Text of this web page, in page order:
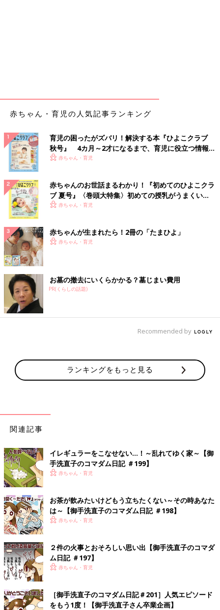
赤ちゃん・育児の人気記事ランキング
育児の困ったがズバリ！解決する本『ひよこクラブ
秋号』 4カ月～2才になるまで、育児に役立つ情報が
いっぱい！
赤ちゃん・育児
赤ちゃんのお世話まるわかり！『初めてのひよこクラ
ブ 夏号』〈巻頭大特集〉初めての授乳がうまくい
く！ おっぱい・ミルクの基本と夏のトラブル 解決テ
赤ちゃん・育児
赤ちゃんが生まれたら！2冊の「たまひよ」
赤ちゃん・育児
お墓の撤去にいくらかかる？墓じまい費用
PR(くらしの話題)
Recommended by
ランキングをもっと見る
関連記事
イレギュラーをこなせない…！～乱れてゆく家～【御
手洗直子のコマダム日記 ＃199】
赤ちゃん・育児
お茶が飲みたいけどもう立ちたくない～その時あなた
は～【御手洗直子のコマダム日記 ＃198】
赤ちゃん・育児
２件の火事とおそろしい思い出【御手洗直子のコマダ
ム日記 ＃197】
赤ちゃん・育児
［御手洗直子のコマダム日記＃201］人気エピソード
をもう1度！【御手洗直子さん卒業企画】